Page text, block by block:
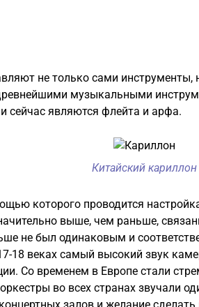
не только сами инструменты,
музыкальными
сейчас являются флейта и арфа.
Китайский кариллон
которого проводится
выше, чем раньше,
не был одинаковым и
18 веках самый высокий звук
Со временем в Европе стали
во всех странах звучали